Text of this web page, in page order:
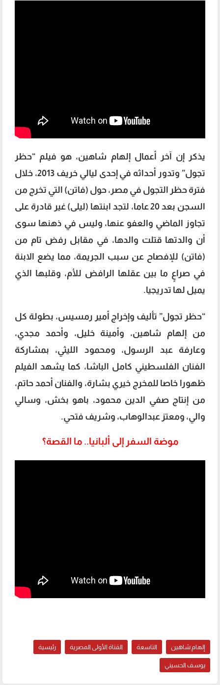
يذكر إن آخر أعمال إلهام شاهين، هو فيلم “حظر
تجول” وتدور أحداثه في إحدى ليالي خريف 2013، خلال
فترة حظر التجول في مصر، حول (فاتن) التي تخرج من
السجن بعد 20 عاما، لتجد ابنتها (ليلى) غير قادرة على
تجاوز الماضي والعفو عنها، وليس في ذهنها سوى
أن والدتها قتلت والدها، في مقابل رفض تام من
(فاتن) للإفصاح عن سبب الجريمة، مما يضع الابنة
في صراعٍ ما بين عقلها الرافض للأم، وقلبها الذي
يميل لها تدريجيا.
“حظر تجول” تأليف وإخراج أمير رمسيس، بطولة كل
من إلهام شاهين، وأمينة خليل، وأحمد مجدي،
وعارفة عبد الرسول، ومحمود الليثي، بمشاركة
الفنان الفلسطيني كامل الباشا، كما يشهد الفيلم
ظهورا خاصا للمخرج خيري بشارة، والفنان أحمد حاتم،
من إنتاج صفي الدين محمود، باهو بخش، وسالي
والي، ومعتز عبدالوهاب، وشريف فتحي.
موضة السفر إلى ألبانيا.. ما القصة؟
إلهام شاهين التاسعة القناة الأولى المصرية رئيسية
يوسف الحسيني